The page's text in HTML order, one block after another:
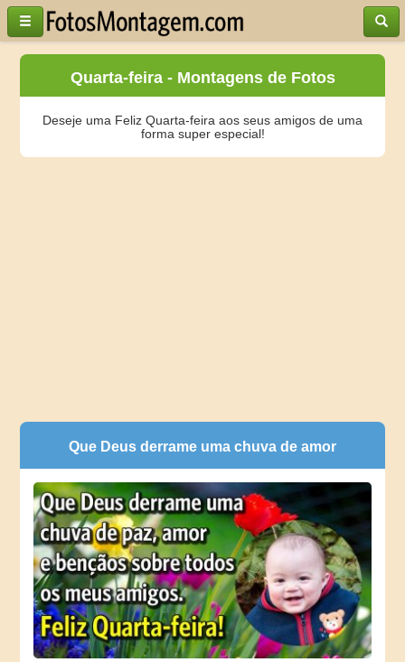
Quarta-feira - Montagens de Fotos
Deseje uma Feliz Quarta-feira aos seus amigos de uma
forma super especial!
Que Deus derrame uma chuva de amor